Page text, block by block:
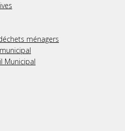
ménagers
Municipal